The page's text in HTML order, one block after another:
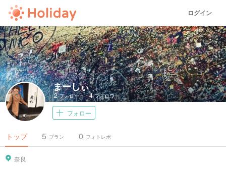
ログイン
まーしぃ
2フォロー 4フォロワー
フォロー
トップ プラン
5 フォトレポ
0
奈良